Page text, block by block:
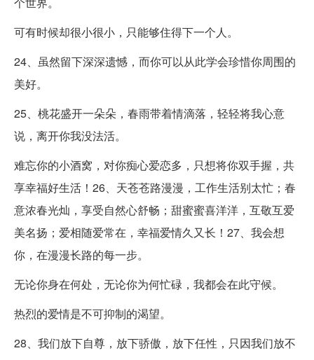
可有时候却很小很小，只能够住得下一个人。
24、虽然留下深深遗憾，而你可以从此学会珍惜你周围的
美好。
25、桃花盛开一朵朵，春雨带着情滴落，轻轻将我心意
说，离开你我没法活。
难忘你的小酒窝，对你痴心爱恋多，只想将你双手握，共
享幸福好生活！26、天苍苍路漫漫，工作生活别太忙；春
意浓春光灿，享受自然心舒畅；甜蜜蜜喜洋洋，互敬互爱
美名扬；爱相随爱常在，幸福爱情久又长！27、我会想
你，在漫漫长路的每一步。
无论你身在何处，无论你为何忙碌，我都会在此守候。
热烈的爱情是不可抑制的渴望。
28、我们放下自尊，放下骄傲，放下任性，只因我们放不